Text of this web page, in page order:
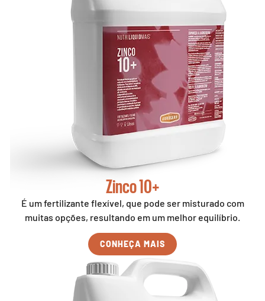
Zinco 10+
É um fertilizante flexível, que pode ser misturado com
muitas opções, resultando em um melhor equilíbrio.
CONHEÇA MAIS